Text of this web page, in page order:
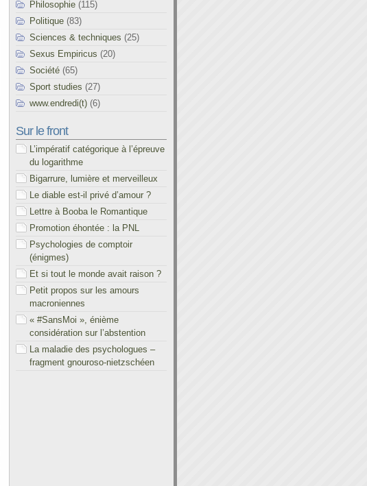
Philosophie (115)
Politique (83)
Sciences & techniques (25)
Sexus Empiricus (20)
Société (65)
Sport studies (27)
www.endredi(t) (6)
Sur le front
L’impératif catégorique à l’épreuve
du logarithme
Bigarrure, lumière et merveilleux
Le diable est-il privé d’amour ?
Lettre à Booba le Romantique
Promotion éhontée : la PNL
Psychologies de comptoir
(énigmes)
Et si tout le monde avait raison ?
Petit propos sur les amours
macroniennes
« #SansMoi », énième
considération sur l’abstention
La maladie des psychologues –
fragment gnouroso-nietzschéen